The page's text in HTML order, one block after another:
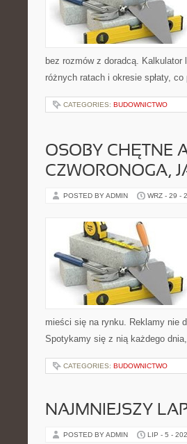
bez rozmów z doradcą.
różnych ratach i okresie spłaty,
CATEGORIES: BUDOWNICTWO
OSOBY CHĘTNE
CZWORONOGA,
POSTED BY ADMIN WRZ - 29 -
mieści się na rynku. Reklamy nie
Spotykamy się z nią każdego
CATEGORIES: BUDOWNICTWO
NAJMNIEJSZY
POSTED BY ADMIN LIP - 5 -